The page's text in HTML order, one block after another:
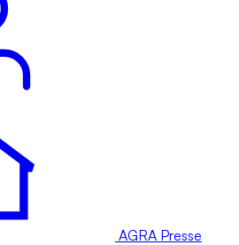
AGRA Presse